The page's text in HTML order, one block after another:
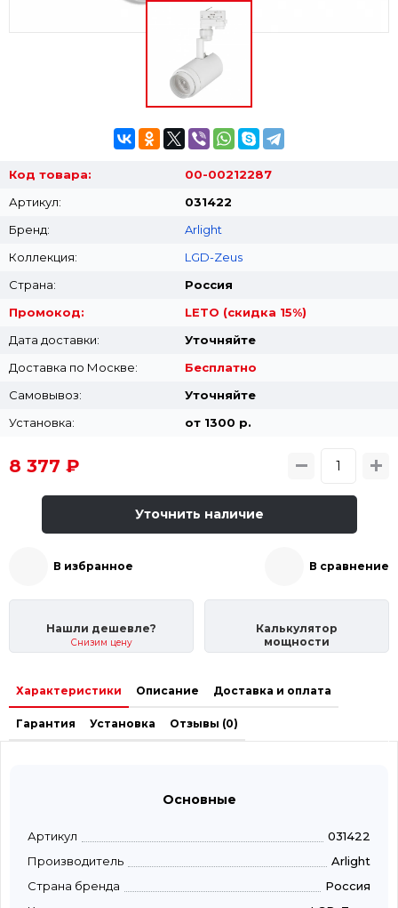
Код товара:
00-00212287
Артикул:
031422
Бренд:
Arlight
Коллекция:
LGD-Zeus
Страна:
Россия
Промокод:
LETO (скидка 15%)
Дата доставки:
Уточняйте
Доставка по Москве:
Бесплатно
Самовывоз:
Уточняйте
Установка:
от 1300 p.
8 377 ₽
Уточнить наличие
В избранное В сравнение
Нашли дешевле?
Снизим цену
Калькулятор
мощности
Характеристики Описание Доставка и оплата
Гарантия Установка Отзывы (0)
Основные
Артикул
031422
Производитель
Arlight
Страна бренда
Россия